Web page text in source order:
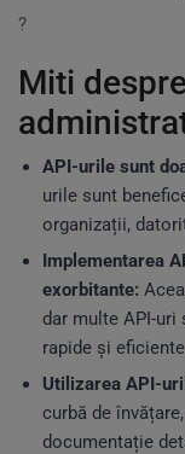
?
Miti
API-urile sunt
urile sunt
organizații,
Implementarea
exorbitante:
dar multe API-
rapide și
Utilizarea API-
curbă de
documentație